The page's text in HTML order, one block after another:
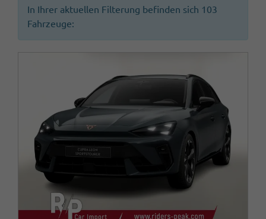
In Ihrer aktuellen Filterung befinden sich 103
Fahrzeuge: